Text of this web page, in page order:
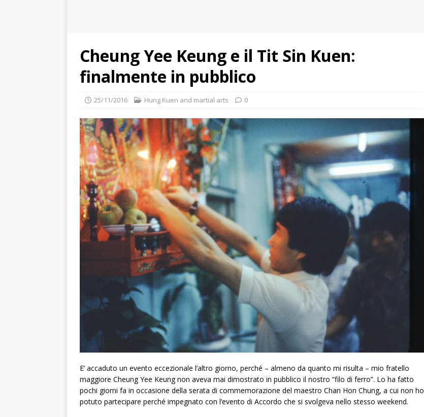
Cheung Yee Keung e il Tit Sin Kuen:
finalmente in pubblico
25/11/2016 Hung Kuen and martial arts 0
E’ accaduto un evento eccezionale l’altro giorno, perché – almeno da quanto mi risulta – mio fratello
maggiore Cheung Yee Keung non aveva mai dimostrato in pubblico il nostro “filo di ferro”. Lo ha fatto
pochi giorni fa in occasione della serata di commemorazione del maestro Chan Hon Chung, a cui non ho
potuto partecipare perché impegnato con l’evento di Accordo che si svolgeva nello stesso weekend.